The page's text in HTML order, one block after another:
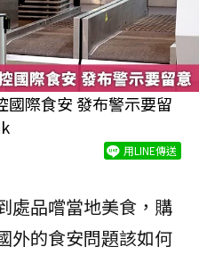
國際食安 發布警示要留
用LINE傳送
處品嚐當地美食，購
外的食安問題該如何